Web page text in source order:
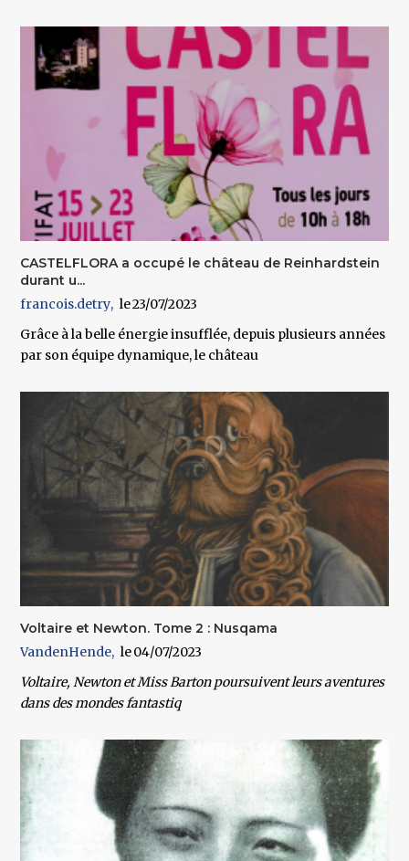
CASTELFLORA a occupé le château de Reinhardstein
durant u...
francois.detry
23/07/2023
Grâce à la belle énergie insufflée, depuis plusieurs années
par son équipe dynamique, le château
Voltaire et Newton. Tome 2 : Nusqama
VandenHende
04/07/2023
Voltaire, Newton et Miss Barton poursuivent leurs aventures
dans des mondes fantastiq